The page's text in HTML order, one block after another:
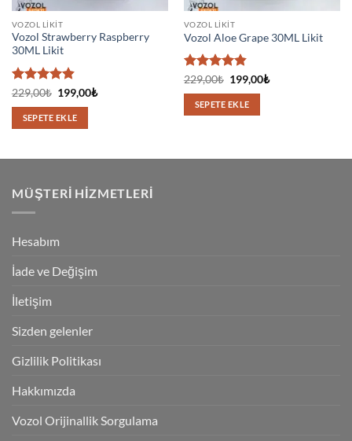
VOZOL LIKIT
Vozol Strawberry Raspberry
30ML Likit
5 üzerinden
4.83oy
aldı
229,00₺ Orijinal
fiyat:
229,00₺.
199,00₺Şu
SEPETE EKLE
VOZOL LIKIT
Vozol Aloe Grape 30ML Likit
5 üzerinden
4.83oy
aldı
229,00₺ Orijinal
fiyat:
229,00₺.
199,00₺Şu
SEPETE EKLE
MÜŞTERI HIZMETLERI
Hesabım
İade ve Değişim
İletişim
Sizden gelenler
Gizlilik Politikası
Hakkımızda
Vozol Orijinallik Sorgulama